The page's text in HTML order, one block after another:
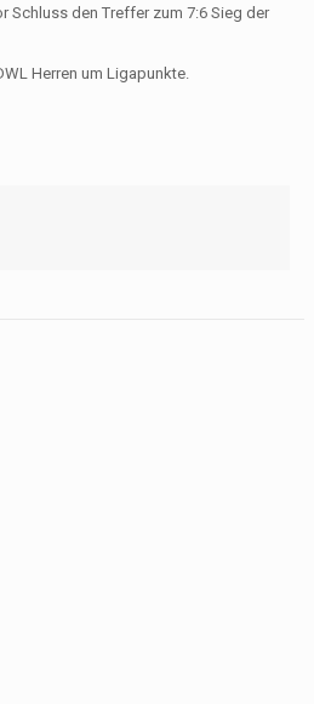
Schluss den Treffer zum 7:6 Sieg der
Herren um Ligapunkte.